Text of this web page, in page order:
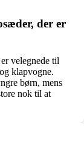
der er
velegnede til
klapvogne.
børn, mens
nok til at